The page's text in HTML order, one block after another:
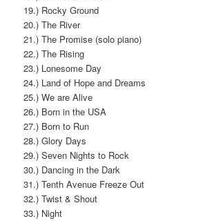
19.) Rocky Ground
20.) The River
21.) The Promise (solo piano)
22.) The Rising
23.) Lonesome Day
24.) Land of Hope and Dreams
25.) We are Alive
26.) Born in the USA
27.) Born to Run
28.) Glory Days
29.) Seven Nights to Rock
30.) Dancing in the Dark
31.) Tenth Avenue Freeze Out
32.) Twist & Shout
33.) Night